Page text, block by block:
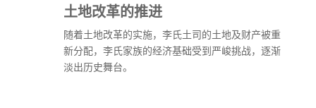
土地改革的推进
随着土地改革的实施，李氏土司的土地及财产被重
新分配，李氏家族的经济基础受到严峻挑战，逐渐
淡出历史舞台。